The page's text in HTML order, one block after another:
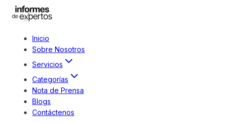
Inicio
Sobre Nosotros
Servicios
Categorías
Nota de Prensa
Blogs
Contáctenos